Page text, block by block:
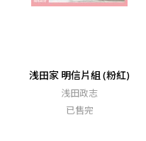
浅田家 明信片組 (粉紅)
浅田政志
已售完